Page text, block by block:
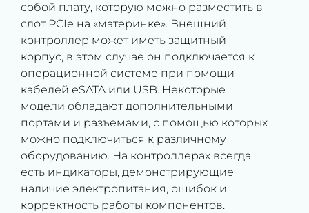
собой плату, которую можно разместить в
слот PCIe на «материнке». Внешний
контроллер может иметь защитный
корпус, в этом случае он подключается к
операционной системе при помощи
кабелей eSATA или USB. Некоторые
модели обладают дополнительными
портами и разъемами, с помощью которых
можно подключиться к различному
оборудованию. На контроллерах всегда
есть индикаторы, демонстрирующие
наличие электропитания, ошибок и
корректность работы компонентов.